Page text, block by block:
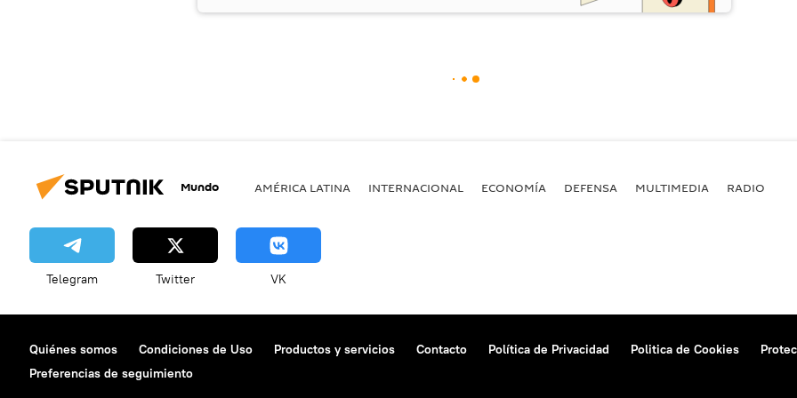
Mundo AMÉRICA LATINA INTERNACIONAL ECONOMÍA DEFENSA MULTIMEDIA RADIO
Telegram Twitter VK
Quiénes somos Condiciones de Uso Productos y servicios Contacto Política de Privacidad Politica de Cookies
Preferencias de seguimiento